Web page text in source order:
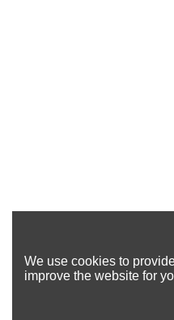
We use cookies to
improve the website for